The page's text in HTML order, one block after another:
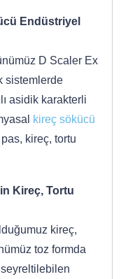
Endüstriyel
D Scaler Ex
sistemlerde
asidik karakterli
kireç sökücü
kireç, tortu
Kireç, Tortu
kireç,
toz formda